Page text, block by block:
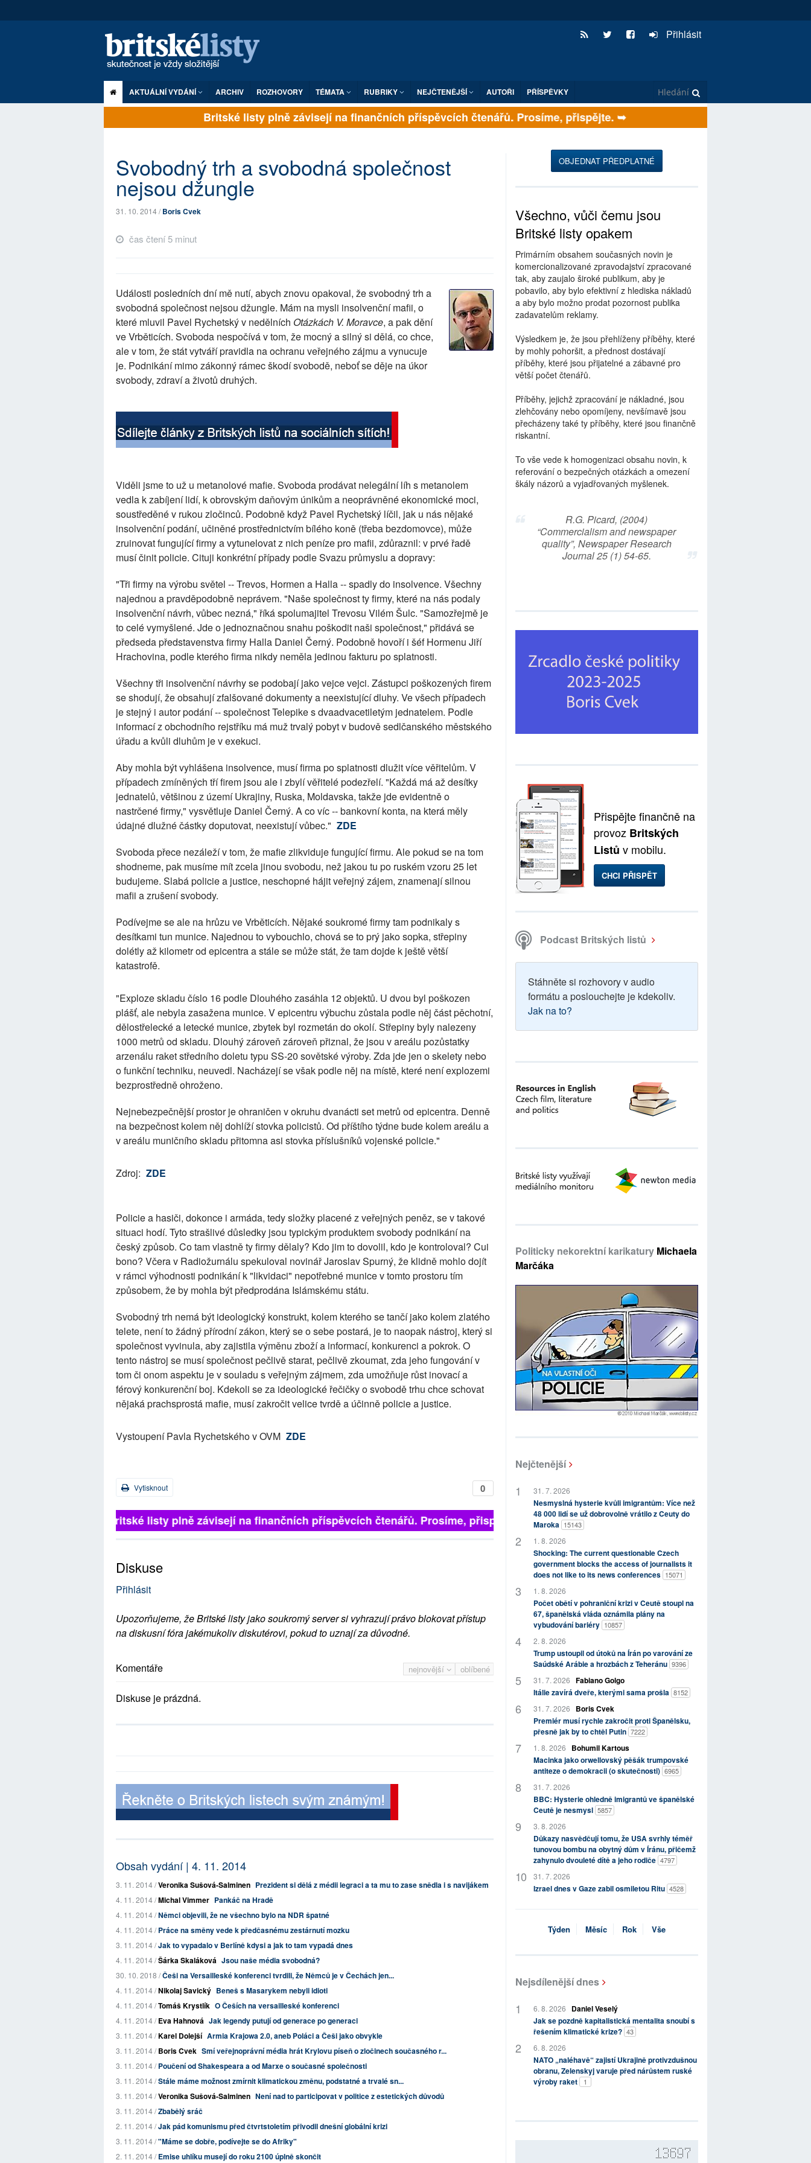
Přihlásit
AKTUÁLNÍ VYDÁNÍ ARCHIV ROZHOVORY TÉMATA RUBRIKY NEJČTENĚJŠÍ AUTOŘI PŘÍSPĚVKY
Britské listy plně závisejí na finančních příspěvcích čtenářů. Prosíme, přispějte. ➥
Svobodný trh a svobodná společnost
nejsou džungle
31. 10. 2014 /Boris Cvek
čas čtení 5 minut
Události posledních dní mě nutí, abych znovu opakoval, že svobodný trh a
svobodná společnost nejsou džungle. Mám na mysli insolvenční mafii, o
které mluvil Pavel Rychetský v nedělních Otázkách V. Moravce, a pak dění
ve Vrběticích. Svoboda nespočívá v tom, že mocný a silný si dělá, co chce,
ale v tom, že stát vytváří pravidla na ochranu veřejného zájmu a vynucuje
je. Podnikání mimo zákonný rámec škodí svobodě, neboť se děje na úkor
svobody, zdraví a životů druhých.
Viděli jsme to už u metanolové mafie. Svoboda prodávat nelegální líh s metanolem
vedla k zabíjení lidí, k obrovským daňovým únikům a neoprávněné ekonomické moci,
soustředěné v rukou zločinců. Podobně když Pavel Rychetský líčil, jak u nás nějaké
insolvenční podání, učiněné prostřednictvím bílého koně (třeba bezdomovce), může
zruinovat fungující firmy a vytunelovat z nich peníze pro mafii, zdůraznil: v prvé řadě
musí činit policie. Cituji konkrétní případy podle Svazu průmyslu a dopravy:
"Tři firmy na výrobu světel -- Trevos, Hormen a Halla -- spadly do insolvence. Všechny
najednou a pravděpodobně neprávem. "Naše společnost ty firmy, které na nás podaly
insolvenční návrh, vůbec nezná," říká spolumajitel Trevosu Vilém Šulc. "Samozřejmě je
to celé vymyšlené. Jde o jednoznačnou snahu poškodit naši společnost," přidává se
předseda představenstva firmy Halla Daniel Černý. Podobně hovoří i šéf Hormenu Jiří
Hrachovina, podle kterého firma nikdy neměla jedinou fakturu po splatnosti.
Všechny tři insolvenční návrhy se podobají jako vejce vejci. Zástupci poškozených firem
se shodují, že obsahují zfalšované dokumenty a neexistující dluhy. Ve všech případech
je stejný i autor podání -- společnost Telepike s dvaadvacetiletým jednatelem. Podle
informací z obchodního rejstříku má muž trvalý pobyt v budově sedlčanského městského
úřadu a kvůli dluhům je v exekuci.
Aby mohla být vyhlášena insolvence, musí firma po splatnosti dlužit více věřitelům. V
případech zmíněných tří firem jsou ale i zbylí věřitelé podezřelí. "Každá má až desítky
jednatelů, většinou z území Ukrajiny, Ruska, Moldavska, takže jde evidentně o
nastrčené firmy," vysvětluje Daniel Černý. A co víc -- bankovní konta, na která měly
údajné dlužné částky doputovat, neexistují vůbec." ZDE
Svoboda přece nezáleží v tom, že mafie zlikviduje fungující firmu. Ale pokud se na tom
shodneme, pak musíme mít zcela jinou svobodu, než jakou tu po ruském vzoru 25 let
budujeme. Slabá policie a justice, neschopné hájit veřejný zájem, znamenají silnou
mafii a zrušení svobody.
Podívejme se ale na hrůzu ve Vrběticích. Nějaké soukromé firmy tam podnikaly s
desítkami tun munice. Najednou to vybouchlo, chová se to prý jako sopka, střepiny
dolétly až kilometr od epicentra a stále se může stát, že tam dojde k ještě větší
katastrofě.
"Exploze skladu číslo 16 podle Dlouhého zasáhla 12 objektů. U dvou byl poškozen
plášť, ale nebyla zasažena munice. V epicentru výbuchu zůstala podle něj část pěchotní,
dělostřelecké a letecké munice, zbytek byl rozmetán do okolí. Střepiny byly nalezeny
1000 metrů od skladu. Dlouhý zároveň zároveň přiznal, že jsou v areálu pozůstatky
arzenálu raket středního doletu typu SS-20 sovětské výroby. Zda jde jen o skelety nebo
o funkční techniku, neuvedl. Nacházejí se však podle něj na místě, které není explozemi
bezprostředně ohroženo.
Nejnebezpečnější prostor je ohraničen v okruhu dvanácti set metrů od epicentra. Denně
na bezpečnost kolem něj dohlíží stovka policistů. Od příštího týdne bude kolem areálu a
v areálu muničního skladu přitomna asi stovka příslušníků vojenské policie."
Zdroj: ZDE
Policie a hasiči, dokonce i armáda, tedy složky placené z veřejných peněz, se v takové
situaci hodí. Tyto strašlivé důsledky jsou typickým produktem svobody podnikání na
český způsob. Co tam vlastně ty firmy dělaly? Kdo jim to dovolil, kdo je kontroloval? Cui
bono? Včera v Radiožurnálu spekuloval novinář Jaroslav Spurný, že klidně mohlo dojít
v rámci výhodnosti podnikání k "likvidaci" nepotřebné munice v tomto prostoru tím
způsobem, že by mohla být předprodána Islámskému státu.
Svobodný trh nemá být ideologický konstrukt, kolem kterého se tančí jako kolem zlatého
telete, není to žádný přírodní zákon, který se o sebe postará, je to naopak nástroj, který si
společnost vyvinula, aby zajistila výměnu zboží a informací, konkurenci a pokrok. O
tento nástroj se musí společnost pečlivě starat, pečlivě zkoumat, zda jeho fungování v
tom či onom aspektu je v souladu s veřejným zájmem, zda umožňuje růst inovací a
férový konkurenční boj. Kdekoli se za ideologické řečičky o svobodě trhu chce schovat
nějaká prachsprostá mafie, musí zakročit velice tvrdě a účinně policie a justice.
Vystoupení Pavla Rychetského v OVM ZDE
0
Vytisknout
Britské listy plně závisejí na finančních příspěvcích čtenářů. Prosíme, přispějte. ➥
Diskuse
Přihlásit
Upozorňujeme, že Britské listy jako soukromý server si vyhrazují právo blokovat přístup
na diskusní fóra jakémukoliv diskutérovi, pokud to uznají za důvodné.
nejnovější oblíbené
Komentáře
Diskuse je prázdná.
Obsah vydání | 4. 11. 2014
3. 11. 2014 /Veronika Sušová-Salminen Prezident si dělá z médii legraci a ta mu to zase snědla i s navijákem
4. 11. 2014 /Michal Vimmer Pankáč na Hradě
4. 11. 2014 /Němci objevili, že ne všechno bylo na NDR špatné
4. 11. 2014 /Práce na směny vede k předčasnému zestárnutí mozku
3. 11. 2014 /Jak to vypadalo v Berlíně kdysi a jak to tam vypadá dnes
4. 11. 2014 /Šárka Skaláková Jsou naše média svobodná?
30. 10. 2018 /Češi na Versailleské konferenci tvrdili, že Němců je v Čechách jen...
4. 11. 2014 /Nikolaj Savický Beneš s Masarykem nebyli idioti
4. 11. 2014 /Tomáš Krystlík O Češích na versailleské konferenci
4. 11. 2014 /Eva Hahnová Jak legendy putují od generace po generaci
3. 11. 2014 /Karel Dolejší Armia Krajowa 2.0, aneb Poláci a Češi jako obvykle
3. 11. 2014 /Boris Cvek Smí veřejnoprávní média hrát Krylovu píseň o zločinech současného r...
3. 11. 2014 /Poučení od Shakespeara a od Marxe o současné společnosti
3. 11. 2014 /Stále máme možnost zmírnit klimatickou změnu, podstatné a trvalé sn...
3. 11. 2014 /Veronika Sušová-Salminen Není nad to participovat v politice z estetických důvodů
3. 11. 2014 /Zbabělý sráč
2. 11. 2014 /Jak pád komunismu před čtvrtstoletím přivodil dnešní globální krizi
3. 11. 2014 /"Máme se dobře, podívejte se do Afriky"
2. 11. 2014 /Emise uhlíku musejí do roku 2100 úplně skončit
OBJEDNAT PŘEDPLATNÉ
Všechno, vůči čemu jsou
Britské listy opakem
Primárním obsahem současných novin je
komercionalizované zpravodajství zpracované
tak, aby zaujalo široké publikum, aby je
pobavilo, aby bylo efektivní z hlediska nákladů
a aby bylo možno prodat pozornost publika
zadavatelům reklamy.
Výsledkem je, že jsou přehlíženy příběhy, které
by mohly pohoršit, a přednost dostávají
příběhy, které jsou přijatelné a zábavné pro
větší počet čtenářů.
Příběhy, jejichž zpracování je nákladné, jsou
zlehčovány nebo opomíjeny, nevšímavě jsou
přecházeny také ty příběhy, které jsou finančně
riskantní.
To vše vede k homogenizaci obsahu novin, k
referování o bezpečných otázkách a omezení
škály názorů a vyjadřovaných myšlenek.
R.G. Picard, (2004)
“Commercialism and newspaper
quality”, Newspaper Research
Journal 25 (1) 54-65.
Přispějte finančně na
provoz Britských
Listů v mobilu.
CHCI PŘISPĚT
Podcast Britských listů
Stáhněte si rozhovory v audio
formátu a poslouchejte je kdekoliv.
Jak na to?
Politicky nekorektní karikatury Michaela
Marčáka
Nejčtenější
31. 7. 2026
Nesmyslná hysterie kvůli imigrantům: Více než
48 000 lidí se už dobrovolně vrátilo z Ceuty do
Maroka 15143
1. 8. 2026
Shocking: The current questionable Czech
government blocks the access of journalists it
does not like to its news conferences 15071
1. 8. 2026
Počet obětí v pohraniční krizi v Ceutě stoupl na
67, španělská vláda oznámila plány na
vybudování bariéry 10857
2. 8. 2026
Trump ustoupil od útoků na Írán po varování ze
Saúdské Arábie a hrozbách z Teheránu 9396
31. 7. 2026 Fabiano Golgo
Itálie zavírá dveře, kterými sama prošla 8152
31. 7. 2026
Boris Cvek
Premiér musí rychle zakročit proti Španělsku,
přesně jak by to chtěl Putin 7222
1. 8. 2026
Bohumil Kartous
Macinka jako orwellovský pěšák trumpovské
antiteze o demokracii (o skutečnosti) 6965
31. 7. 2026
BBC: Hysterie ohledně imigrantů ve španělské
Ceutě je nesmysl 5857
3. 8. 2026
Důkazy nasvědčují tomu, že USA svrhly téměř
tunovou bombu na obytný dům v Íránu, přičemž
zahynulo dvouleté dítě a jeho rodiče 4797
31. 7. 2026
Izrael dnes v Gaze zabil osmiletou Ritu 4528
Týden Měsíc Rok Vše
Nejsdílenější dnes
6. 8. 2026
Daniel Veselý
Jak se pozdně kapitalistická mentalita snoubí s
řešením klimatické krize? 43
6. 8. 2026
NATO „naléhavě“ zajistí Ukrajině protivzdušnou
obranu, Zelenskyj varuje před nárůstem ruské
výroby raket
1
13697